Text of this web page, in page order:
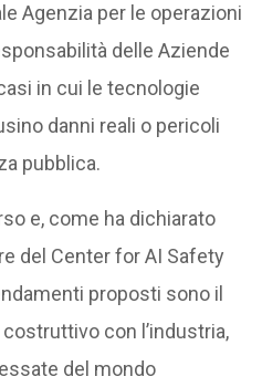
Agenzia per le operazioni
delle Aziende
in cui le tecnologie
danni reali o pericoli
pubblica.
e, come ha dichiarato
del Center for AI Safety
proposti sono il
con l’industria,
del mondo